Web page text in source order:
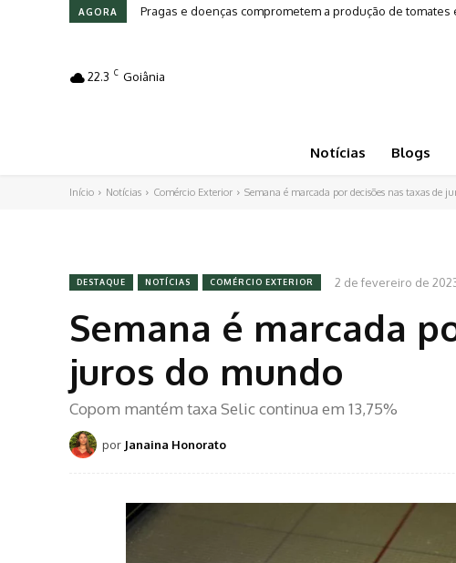
AGORA Pragas e doenças comprometem a produção de tomates
Leilões em Alta: Genética e investimento movimentam a
22.3 C Goiânia
Notícias Blogs
Início Notícias Comércio Exterior Semana é marcada por decisões nas taxas de
DESTAQUE NOTÍCIAS COMÉRCIO EXTERIOR 2 de fevereiro de
Semana é marcada
juros do mundo
Copom mantém taxa Selic continua em 13,75%
por Janaina Honorato